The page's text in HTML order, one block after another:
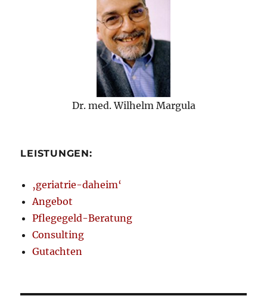
Dr. med. Wilhelm Margula
LEISTUNGEN:
‚geriatrie-daheim‘
Angebot
Pflegegeld-Beratung
Consulting
Gutachten